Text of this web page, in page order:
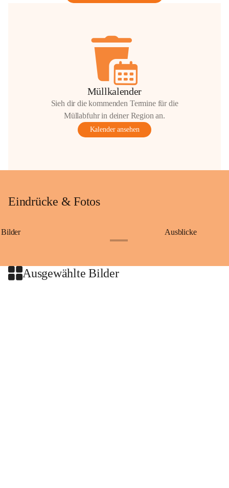
Müllkalender
Sieh dir die kommenden Termine für die
Müllabfuhr in deiner Region an.
Kalender ansehen
Eindrücke & Fotos
Bilder Ausblicke
Ausgewählte Bilder